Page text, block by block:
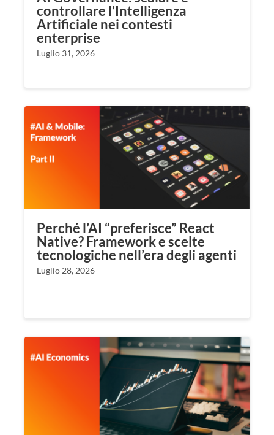
controllare l’Intelligenza
Artificiale nei contesti
enterprise
Luglio 31, 2026
Perché l’AI “preferisce” React
Native? Framework e scelte
tecnologiche nell’era degli agenti
Luglio 28, 2026